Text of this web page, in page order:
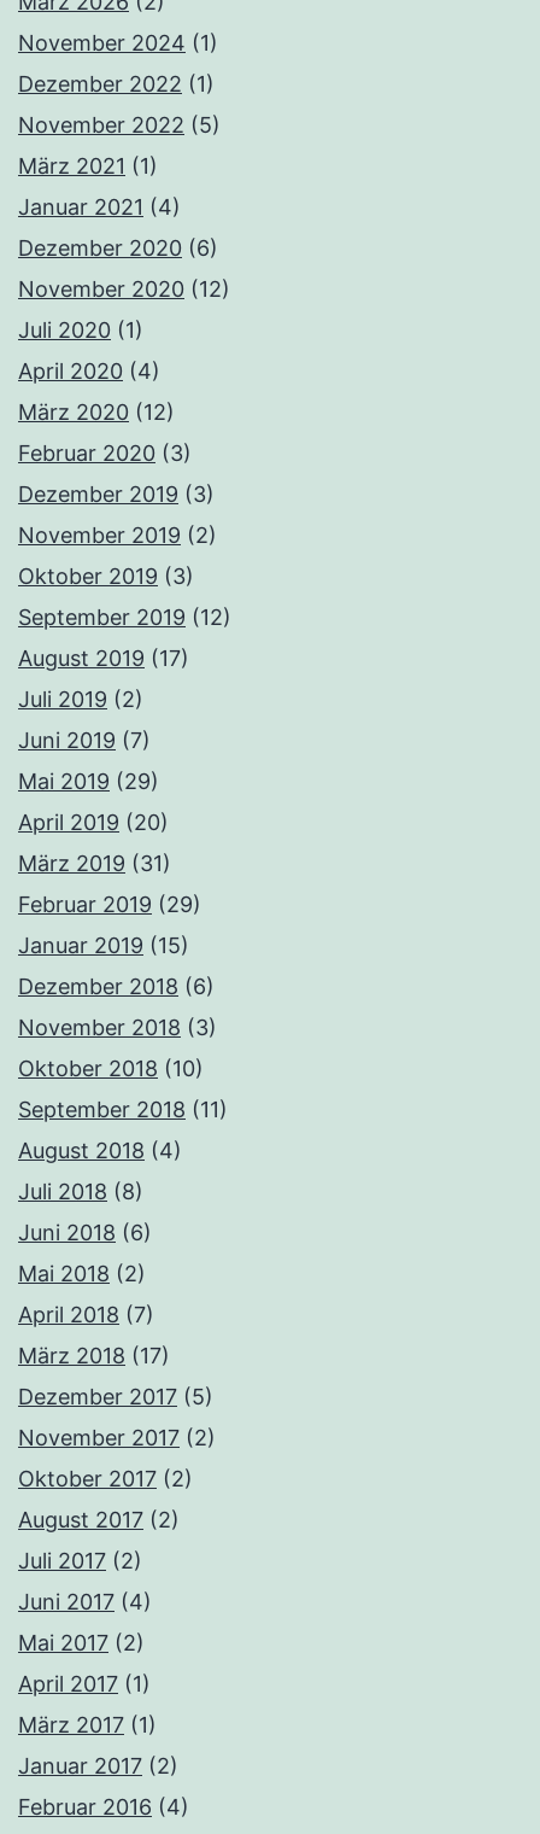
November 2024 (1)
Dezember 2022 (1)
November 2022 (5)
März 2021 (1)
Januar 2021 (4)
Dezember 2020 (6)
November 2020 (12)
Juli 2020 (1)
April 2020 (4)
März 2020 (12)
Februar 2020 (3)
Dezember 2019 (3)
November 2019 (2)
Oktober 2019 (3)
September 2019 (12)
August 2019 (17)
Juli 2019 (2)
Juni 2019 (7)
Mai 2019 (29)
April 2019 (20)
März 2019 (31)
Februar 2019 (29)
Januar 2019 (15)
Dezember 2018 (6)
November 2018 (3)
Oktober 2018 (10)
September 2018 (11)
August 2018 (4)
Juli 2018 (8)
Juni 2018 (6)
Mai 2018 (2)
April 2018 (7)
März 2018 (17)
Dezember 2017 (5)
November 2017 (2)
Oktober 2017 (2)
August 2017 (2)
Juli 2017 (2)
Juni 2017 (4)
Mai 2017 (2)
April 2017 (1)
März 2017 (1)
Januar 2017 (2)
Februar 2016 (4)